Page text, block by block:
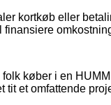
kortkøb eller
finansiere
folk køber i en
tit et omfattende